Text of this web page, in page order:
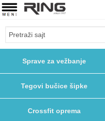
Sprave za vežbanje
Tegovi bučice šipke
Crossfit oprema